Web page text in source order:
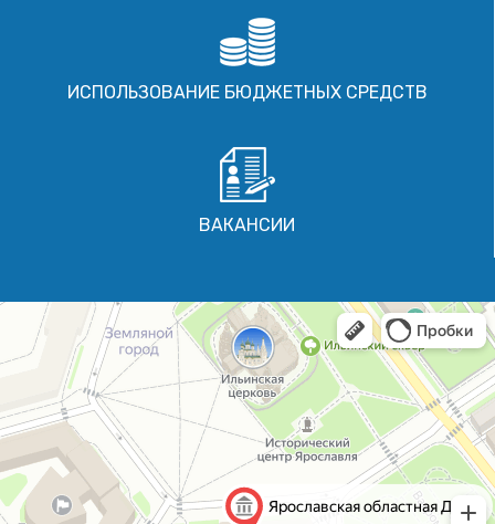
ИСПОЛЬЗОВАНИЕ БЮДЖЕТНЫХ СРЕДСТВ
ВАКАНСИИ